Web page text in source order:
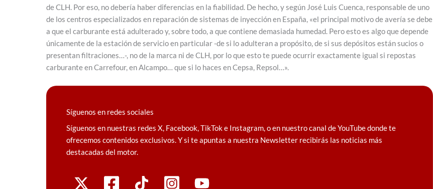
de CLH. Por eso, no debería haber diferencias en la fiabilidad. De hecho, y según José Luis Cuenca, responsable de uno
de los centros especializados en reparación de sistemas de inyección en España, «el principal motivo de avería se debe
a que el carburante está adulterado y, sobre todo, a que contiene demasiada humedad. Pero esto es algo que depende
únicamente de la estación de servicio en particular -de si lo adulteran a propósito, de si sus depósitos están sucios o
presentan filtraciones…-, no de la marca ni de CLH, por lo que esto te puede ocurrir exactamente igual si repostas
carburante en Carrefour, en Alcampo… que si lo haces en Cepsa, Repsol…».
Síguenos en redes sociales
Síguenos en nuestras redes X, Facebook, TikTok e Instagram, o en nuestro canal de YouTube donde te
ofrecemos contenidos exclusivos. Y si te apuntas a nuestra Newsletter recibirás las noticias más
destacadas del motor.